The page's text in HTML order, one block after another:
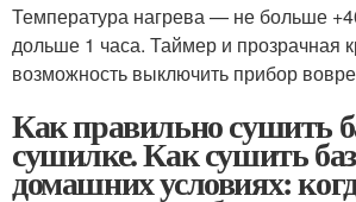
Температура нагрева — не больше
дольше 1 часа. Таймер и прозрачная
возможность выключить прибор
Как правильно сушить
сушилке. Как сушить
домашних условиях: